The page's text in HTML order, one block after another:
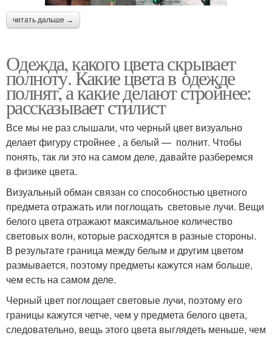
читать дальше →
Одежда, какого цвета скрывает
полноту. Какие цвета в одежде
полнят, а какие делают стройнее:
рассказывает стилист
Все мы не раз слышали, что черный цвет визуально
делает фигуру стройнее , а белый — полнит. Чтобы
понять, так ли это на самом деле, давайте разберемся
в физике цвета.
Визуальный обман связан со способностью цветного
предмета отражать или поглощать световые лучи. Вещи
белого цвета отражают максимальное количество
световых волн, которые расходятся в разные стороны.
В результате граница между белым и другим цветом
размывается, поэтому предметы кажутся нам больше,
чем есть на самом деле.
Черный цвет поглощает световые лучи, поэтому его
границы кажутся четче, чем у предмета белого цвета,
следовательно, вещь этого цвета выглядеть меньше, чем